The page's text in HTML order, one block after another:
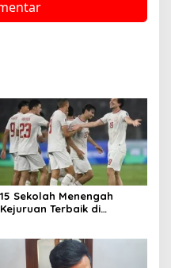
15 Sekolah Menengah
Kejuruan Terbaik di
Komputer